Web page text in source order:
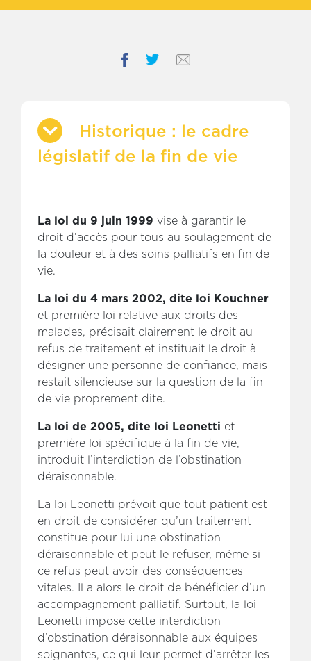
Historique : le cadre
législatif de la fin de vie
La loi du 9 juin 1999 vise à garantir le
droit d’accès pour tous au soulagement de
la douleur et à des soins palliatifs en fin de
vie.
La loi du 4 mars 2002, dite loi Kouchner
et première loi relative aux droits des
malades, précisait clairement le droit au
refus de traitement et instituait le droit à
désigner une personne de confiance, mais
restait silencieuse sur la question de la fin
de vie proprement dite.
La loi de 2005, dite loi Leonetti et
première loi spécifique à la fin de vie,
introduit l’interdiction de l’obstination
déraisonnable.
La loi Leonetti prévoit que tout patient est
en droit de considérer qu’un traitement
constitue pour lui une obstination
déraisonnable et peut le refuser, même si
ce refus peut avoir des conséquences
vitales. Il a alors le droit de bénéficier d’un
accompagnement palliatif. Surtout, la loi
Leonetti impose cette interdiction
d’obstination déraisonnable aux équipes
soignantes, ce qui leur permet d’arrêter les